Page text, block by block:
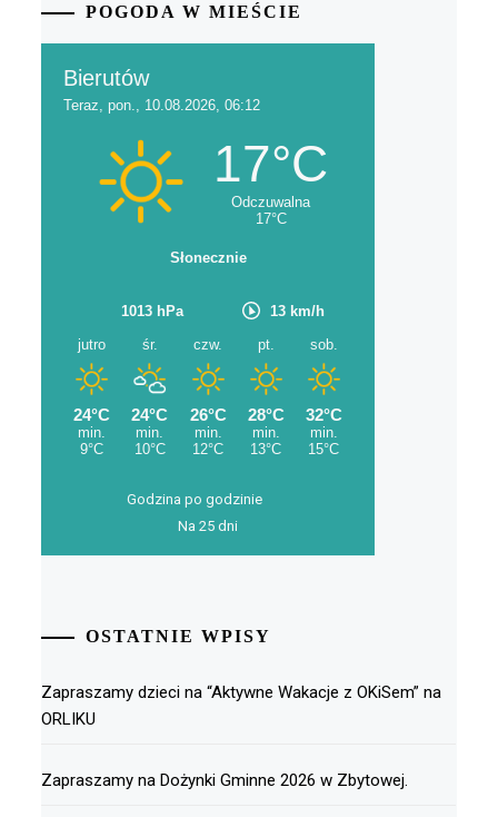
POGODA W MIEŚCIE
Godzina po godzinie
Na 25 dni
OSTATNIE WPISY
Zapraszamy dzieci na “Aktywne Wakacje z OKiSem” na
ORLIKU
Zapraszamy na Dożynki Gminne 2026 w Zbytowej.